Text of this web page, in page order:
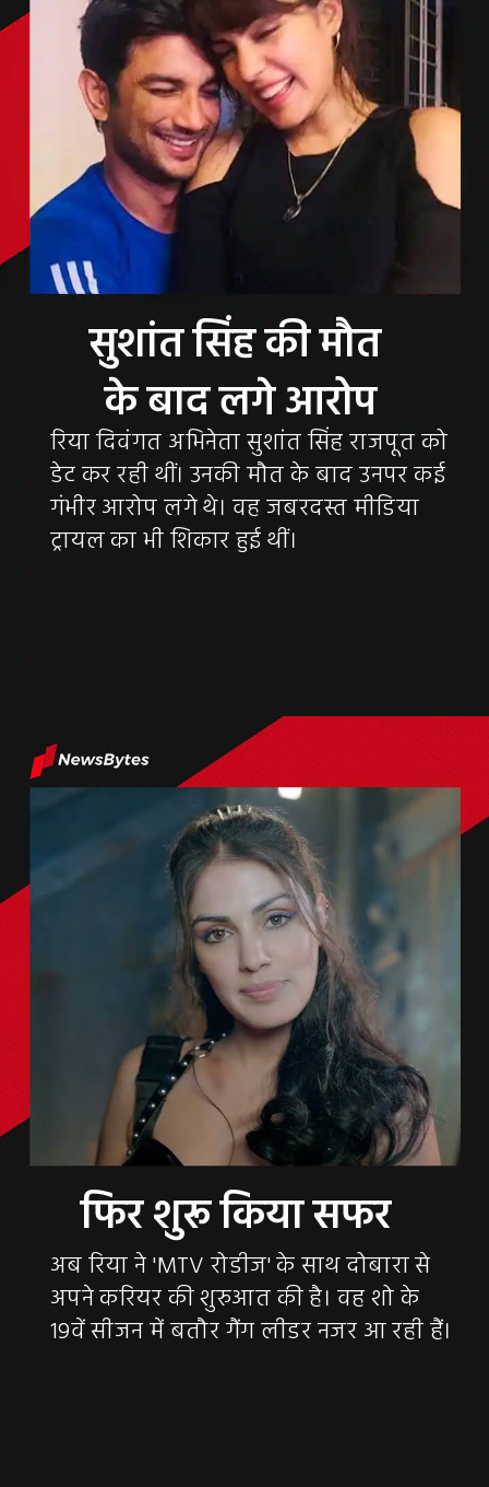
सुशांत सिंह की मौत
के बाद लगे आरोप
रिया दिवंगत अभिनेता सुशांत सिंह राजपूत को
डेट कर रही थीं। उनकी मौत के बाद उनपर कई
गंभीर आरोप लगे थे। वह जबरदस्त मीडिया
फिर शुरू किया सफर
अब रिया ने 'MTV रोडीज' के साथ दोबारा से
अपने करियर की शुरुआत की है। वह शो के